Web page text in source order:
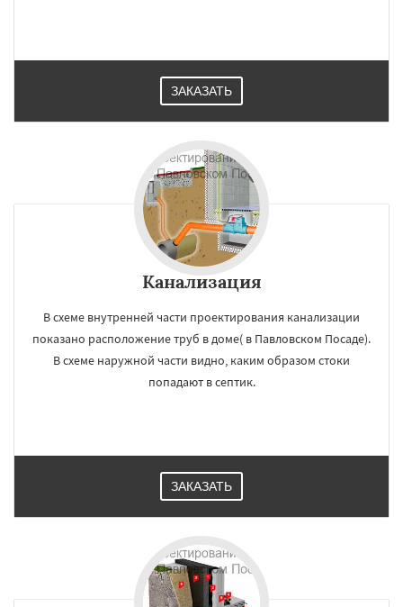
ЗАКАЗАТЬ
Канализация
В схеме внутренней части проектирования канализации
показано расположение труб в доме( в Павловском Посаде).
В схеме наружной части видно, каким образом стоки
попадают в септик.
ЗАКАЗАТЬ